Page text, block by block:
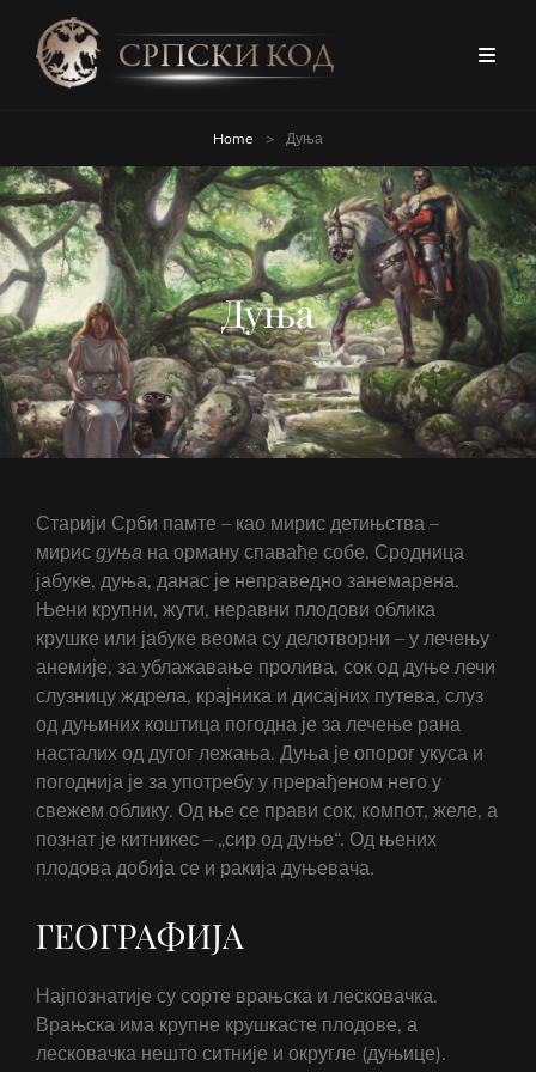
Home > Дуња
Дуња
Старији Срби памте – као мирис детињства –
мирис дуња на орману спаваће собе. Сродница
јабуке, дуња, данас је неправедно занемарена.
Њени крупни, жути, неравни плодови облика
крушке или јабуке веома су делотворни – у лечењу
анемије, за ублажавање пролива, сок од дуње лечи
слузницу ждрела, крајника и дисајних путева, слуз
од дуњиних коштица погодна је за лечење рана
насталих од дугог лежања. Дуња је опорог укуса и
погоднија је за употребу у прерађеном него у
свежем облику. Од ње се прави сок, компот, желе, а
познат је китникес – „сир од дуње“. Од њених
плодова добија се и ракија дуњевача.
ГЕОГРАФИЈА
Најпознатије су сорте врањска и лесковачка.
Врањска има крупне крушкасте плодове, а
лесковачка нешто ситније и округле (дуњице).